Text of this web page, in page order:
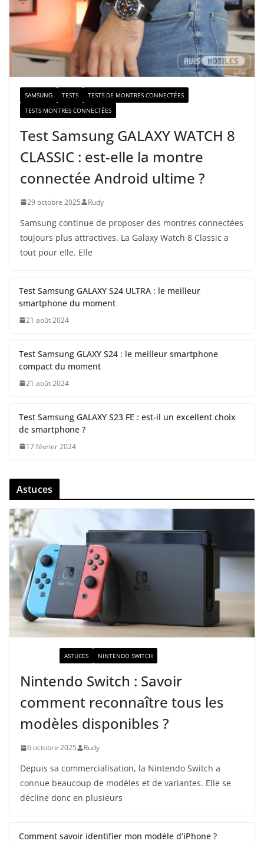
m
i
SAMSUNG TESTS
TESTS DE MONTRES CONNECTÉES
TESTS MONTRES CONNECTÉES
Test Samsung GALAXY WATCH 8
CLASSIC : est-elle la montre
connectée Android ultime ?
29 octobre 2025 Rudy
Samsung continue de proposer des montres connectées
toujours plus attractives. La Galaxy Watch 8 Classic a
tout pour elle. Elle
Test Samsung GALAXY S24 ULTRA : le meilleur
smartphone du moment
21 août 2024
Test Samsung GLAXY S24 : le meilleur smartphone
compact du moment
21 août 2024
Test Samsung GALAXY S23 FE : est-il un excellent choix
de smartphone ?
17 février 2024
Astuces
ASTUCES NINTENDO SWITCH
Nintendo Switch : Savoir
comment reconnaître tous les
modèles disponibles ?
6 octobre 2025 Rudy
Depuis sa commercialisation, la Nintendo Switch a
connue beaucoup de modèles et de variantes. Elle se
décline donc en plusieurs
Comment savoir identifier mon modèle d’iPhone ?